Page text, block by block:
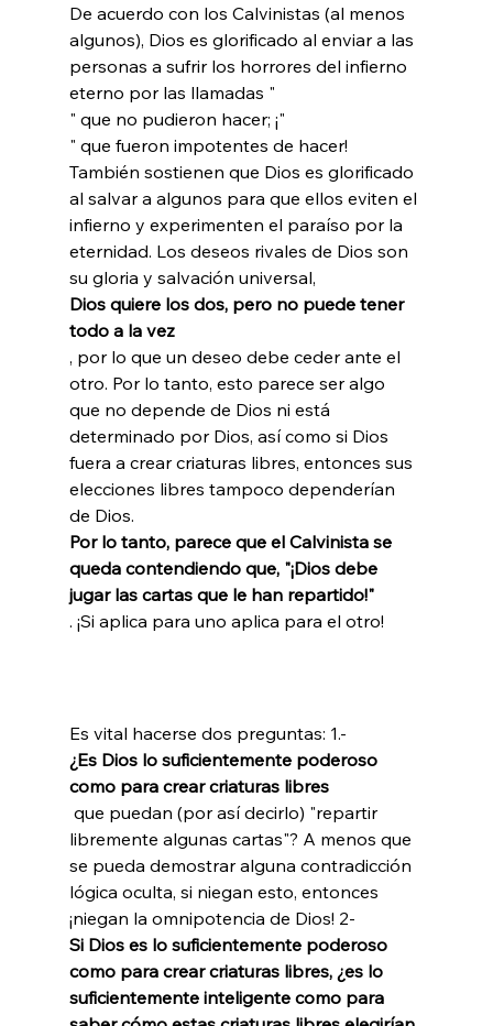
De acuerdo con los Calvinistas (al menos
algunos), Dios es glorificado al enviar a las
personas a sufrir los horrores del infierno
eterno por las llamadas "
" que no pudieron hacer; ¡"
" que fueron impotentes de hacer!
También sostienen que Dios es glorificado
al salvar a algunos para que ellos eviten el
infierno y experimenten el paraíso por la
eternidad. Los deseos rivales de Dios son
su gloria y salvación universal,
Dios quiere los dos, pero no puede tener
todo a la vez
, por lo que un deseo debe ceder ante el
otro. Por lo tanto, esto parece ser algo
que no depende de Dios ni está
determinado por Dios, así como si Dios
fuera a crear criaturas libres, entonces sus
elecciones libres tampoco dependerían
de Dios.
Por lo tanto, parece que el Calvinista se
queda contendiendo que, "¡Dios debe
jugar las cartas que le han repartido!"
Es vital hacerse dos preguntas: 1.-
¿Es Dios lo suficientemente poderoso
como para crear criaturas libres
libremente algunas cartas"? A menos que
se pueda demostrar alguna contradicción
lógica oculta, si niegan esto, entonces
¡niegan la omnipotencia de Dios! 2-
Si Dios es lo suficientemente poderoso
como para crear criaturas libres, ¿es lo
suficientemente inteligente como para